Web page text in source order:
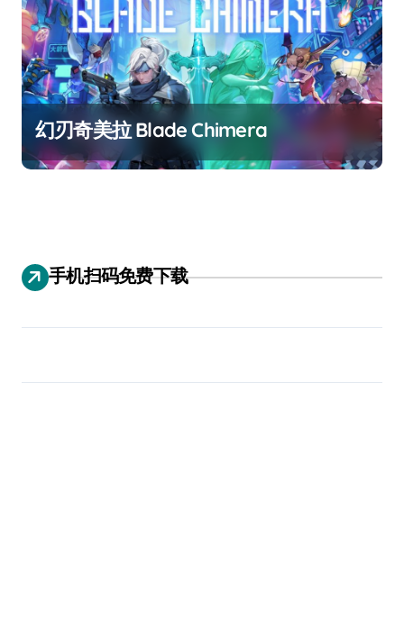
幻刃奇美拉 Blade Chimera
手机扫码免费下载